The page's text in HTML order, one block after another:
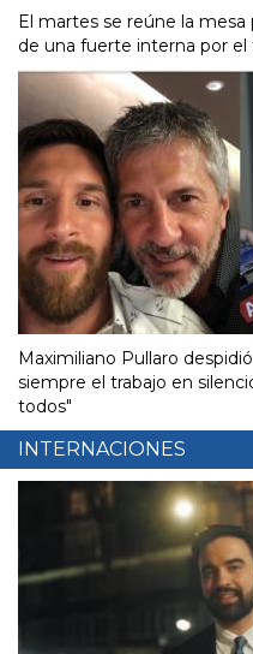
El martes se reúne la
de una fuerte interna por el
Maximiliano Pullaro
siempre el trabajo en
todos"
INTERNACIONES